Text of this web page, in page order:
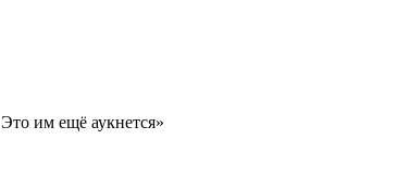
им ещё аукнется»